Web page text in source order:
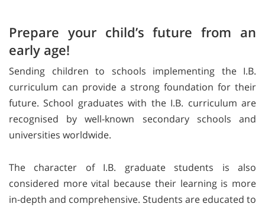
Prepare your child’s future from an
early age!
Sending children to schools implementing the I.B.
curriculum can provide a strong foundation for their
future. School graduates with the I.B. curriculum are
recognised by well-known secondary schools and
universities worldwide.
The character of I.B. graduate students is also
considered more vital because their learning is more
in-depth and comprehensive. Students are educated to